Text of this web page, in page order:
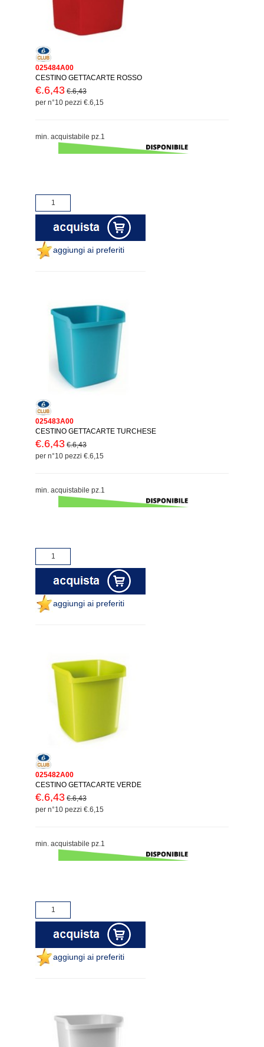
025484A00
CESTINO GETTACARTE ROSSO
€.6,43 €.6,43
per n°10 pezzi €.6,15
min. acquistabile pz.1
aggiungi ai preferiti
025483A00
CESTINO GETTACARTE TURCHESE
€.6,43 €.6,43
per n°10 pezzi €.6,15
min. acquistabile pz.1
aggiungi ai preferiti
025482A00
CESTINO GETTACARTE VERDE
€.6,43 €.6,43
per n°10 pezzi €.6,15
min. acquistabile pz.1
aggiungi ai preferiti